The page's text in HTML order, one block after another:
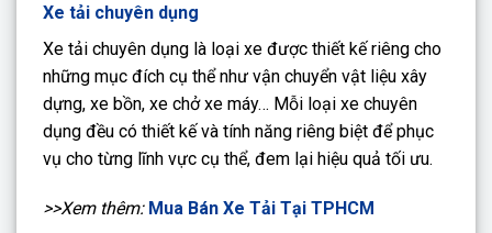
Xe tải chuyên dụng
Xe tải chuyên dụng là loại xe được thiết kế riêng cho
những mục đích cụ thể như vận chuyển vật liệu xây
dựng, xe bồn, xe chở xe máy… Mỗi loại xe chuyên
dụng đều có thiết kế và tính năng riêng biệt để phục
vụ cho từng lĩnh vực cụ thể, đem lại hiệu quả tối ưu.
>>Xem thêm: Mua Bán Xe Tải Tại TPHCM